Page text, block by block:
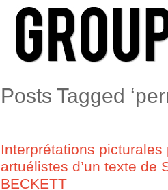
Posts Tagged
Interprétations picturales
artuélistes d’un texte de
BECKETT